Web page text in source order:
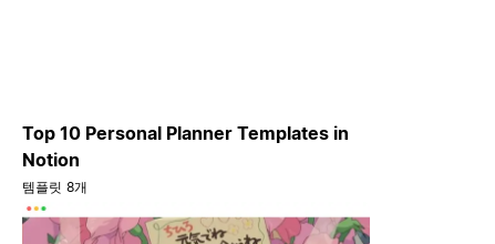
Top 10 Personal Planner Templates in
Notion
템플릿 8개